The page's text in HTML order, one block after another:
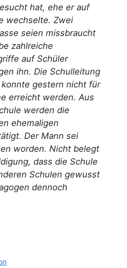
hat, ehe er auf
wechselte. Zwei
seien missbraucht
zahlreiche
auf Schüler
ihn. Die Schulleitung
gestern nicht für
erreicht werden. Aus
werden die
ehemaligen
Der Mann sei
worden. Nicht belegt
dass die Schule
Schulen gewusst
dennoch